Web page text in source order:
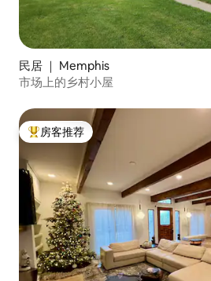
民居 ｜ Memphis
市场上的乡村小屋
热门「房客推荐」
房客推荐